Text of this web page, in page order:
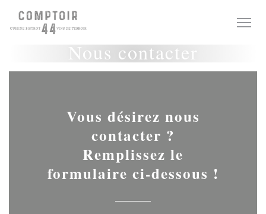
Personnalisation de vos choix en matière de cookies
Nous contacter
Vous désirez nous
contacter ?
Remplissez le
formulaire ci-dessous !